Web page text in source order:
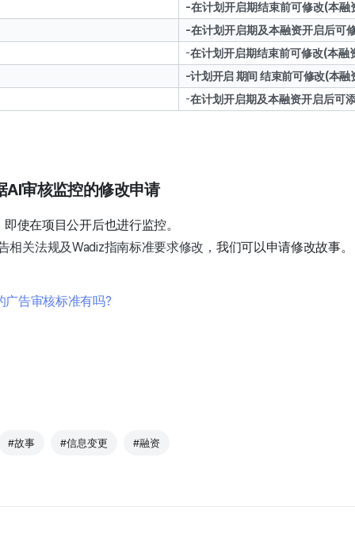
-在计划开启期结束前可修改(本融
-在计划开启期及本融资开启后可
-在计划开启期结束前可修改(本融
-计划开启 期间 结束前可修改(本融
-在计划开启期及本融资开启后可
AI审核监控的修改申请
使在项目公开后也进行监控。
相关法规及Wadiz指南标准要求修改， 我们可以申请修改故事。
广告审核标准有吗?
#故事 #信息变更 #融资